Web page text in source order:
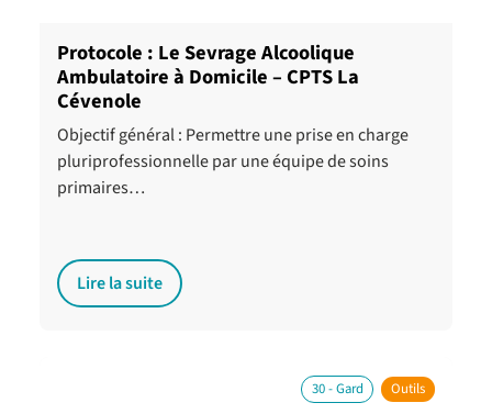
Protocole : Le Sevrage Alcoolique
Ambulatoire à Domicile – CPTS La
Cévenole
Objectif général : Permettre une prise en charge
pluriprofessionnelle par une équipe de soins
primaires…
Lire la suite
30 - Gard Outils